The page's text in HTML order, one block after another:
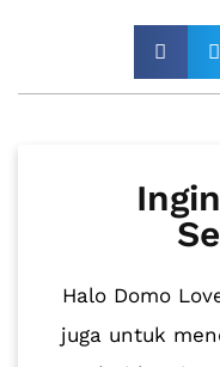
Halo Domo
juga untuk